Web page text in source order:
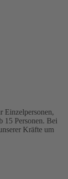
Einzelpersonen,
15 Personen. Bei
Kräfte um